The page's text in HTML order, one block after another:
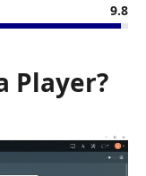
9.8
Player?